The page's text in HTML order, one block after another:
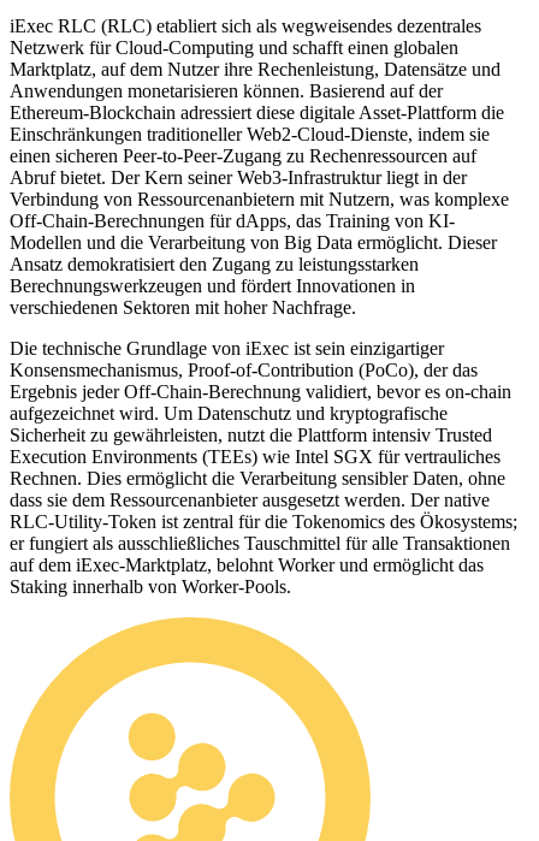
iExec RLC (RLC) etabliert sich als wegweisendes dezentrales
Netzwerk für Cloud-Computing und schafft einen globalen
Marktplatz, auf dem Nutzer ihre Rechenleistung, Datensätze und
Anwendungen monetarisieren können. Basierend auf der
Ethereum-Blockchain adressiert diese digitale Asset-Plattform die
Einschränkungen traditioneller Web2-Cloud-Dienste, indem sie
einen sicheren Peer-to-Peer-Zugang zu Rechenressourcen auf
Abruf bietet. Der Kern seiner Web3-Infrastruktur liegt in der
Verbindung von Ressourcenanbietern mit Nutzern, was komplexe
Off-Chain-Berechnungen für dApps, das Training von KI-
Modellen und die Verarbeitung von Big Data ermöglicht. Dieser
Ansatz demokratisiert den Zugang zu leistungsstarken
Berechnungswerkzeugen und fördert Innovationen in
verschiedenen Sektoren mit hoher Nachfrage.
Die technische Grundlage von iExec ist sein einzigartiger
Konsensmechanismus, Proof-of-Contribution (PoCo), der das
Ergebnis jeder Off-Chain-Berechnung validiert, bevor es on-chain
aufgezeichnet wird. Um Datenschutz und kryptografische
Sicherheit zu gewährleisten, nutzt die Plattform intensiv Trusted
Execution Environments (TEEs) wie Intel SGX für vertrauliches
Rechnen. Dies ermöglicht die Verarbeitung sensibler Daten, ohne
dass sie dem Ressourcenanbieter ausgesetzt werden. Der native
RLC-Utility-Token ist zentral für die Tokenomics des Ökosystems;
er fungiert als ausschließliches Tauschmittel für alle Transaktionen
auf dem iExec-Marktplatz, belohnt Worker und ermöglicht das
Staking innerhalb von Worker-Pools.